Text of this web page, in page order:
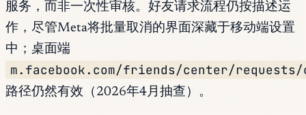
服务，而非一次性审核。好友请求流程仍按描述运
作，尽管Meta将批量取消的界面深藏于移动端设置
中；桌面端
m.facebook.com/friends/center/requests/
路径仍然有效（2026年4月抽查）。